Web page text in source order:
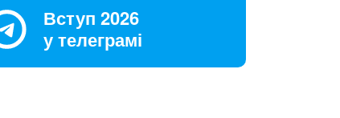
Вступ 2026
у телеграмі